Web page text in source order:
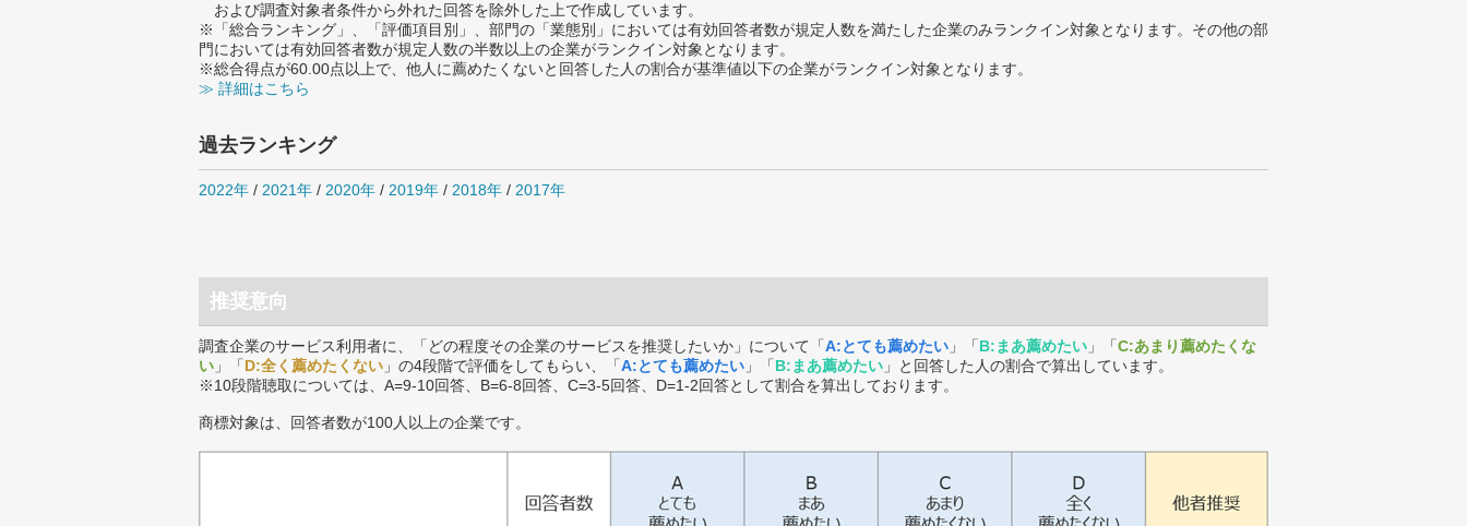
および調査対象者条件から外れた回答を除外した上で作成しています。
※「総合ランキング」、「評価項目別」、部門の「業態別」においては有効回答者数が規定人数を満たした企業のみランクイン対象となります。その他の部
門においては有効回答者数が規定人数の半数以上の企業がランクイン対象となります。
※総合得点が60.00点以上で、他人に薦めたくないと回答した人の割合が基準値以下の企業がランクイン対象となります。
≫ 詳細はこちら
過去ランキング
2022年 / 2021年 / 2020年 / 2019年 / 2018年 / 2017年
推奨意向
調査企業のサービス利用者に、「どの程度その企業のサービスを推奨したいか」について「A:とても薦めたい 」「B:まあ薦めたい 」「C:あまり薦めたくな
い 」「D:全く薦めたくない 」の4段階で評価をしてもらい、「A:とても薦めたい 」「B:まあ薦めたい 」と回答した人の割合で算出しています。
※10段階聴取については、A=9-10回答、B=6-8回答、C=3-5回答、D=1-2回答として割合を算出しております。
商標対象は、回答者数が100人以上の企業です。